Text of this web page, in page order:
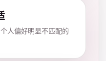
人偏好明显不匹配的